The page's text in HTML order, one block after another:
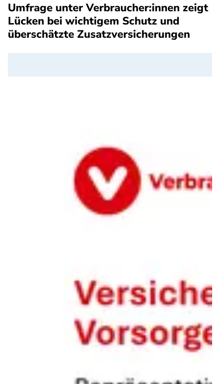
Umfrage unter Verbraucher:innen zeigt
Lücken bei wichtigem Schutz und
überschätzte Zusatzversicherungen